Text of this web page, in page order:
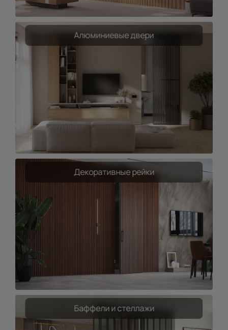
Алюминиевые двери
Декоративные рейки
Баффели и стеллажи